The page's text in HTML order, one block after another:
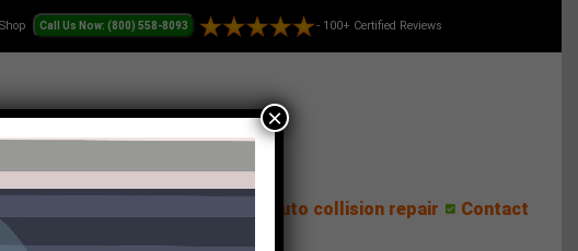
- 100+ Certified Reviews
Auto collision repair Contact
×